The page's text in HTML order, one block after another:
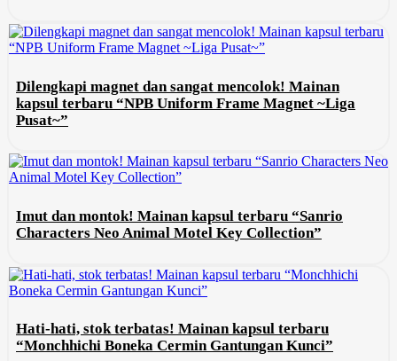
Dilengkapi magnet dan sangat mencolok! Mainan
kapsul terbaru “NPB Uniform Frame Magnet ~Liga
Pusat~”
Imut dan montok! Mainan kapsul terbaru “Sanrio
Characters Neo Animal Motel Key Collection”
Hati-hati, stok terbatas! Mainan kapsul terbaru
“Monchhichi Boneka Cermin Gantungan Kunci”